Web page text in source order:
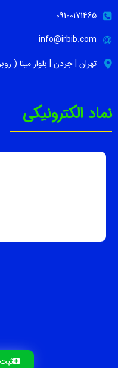
09100171465
info@irbib.com
تهران | جردن | بلوار مینا (
نماد الکترونیکی